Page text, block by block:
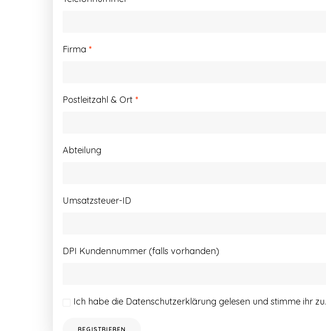
Firma *
Postleitzahl & Ort *
Abteilung
Umsatzsteuer-ID
DPI Kundennummer (falls vorhanden)
Ich habe die Datenschutzerklärung gelesen und stimme ihr zu.
REGISTRIEREN